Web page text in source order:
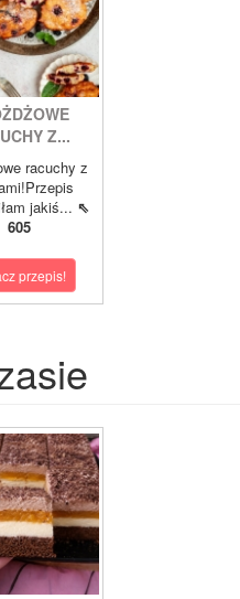
Z...
racuchy z
jakiś... ⇖
605
przepis!